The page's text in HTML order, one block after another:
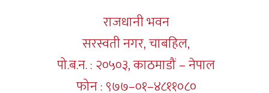
राजधानी भवन
सरस्वती नगर, चाबहिल,
पो.ब.न. : २०५०३, काठमाडौं – नेपाल
फोन : ९७७–०१–४८११०८०